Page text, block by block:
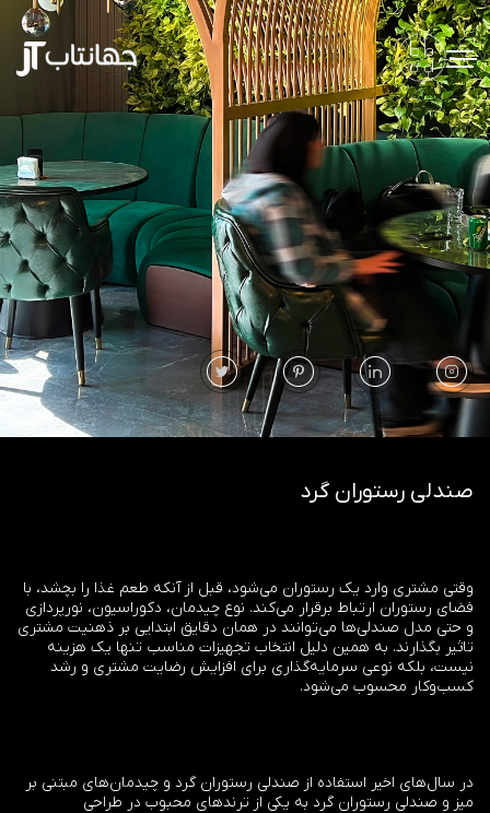
صندلی رستوران گرد
وقتی مشتری وارد یک رستوران می‌شود، قبل از آنکه طعم غذا را بچشد، با
فضای رستوران ارتباط برقرار می‌کند. نوع چیدمان، دکوراسیون، نورپردازی
و حتی مدل صندلی‌ها می‌توانند در همان دقایق ابتدایی بر ذهنیت مشتری
تاثیر بگذارند. به همین دلیل انتخاب تجهیزات مناسب تنها یک هزینه
نیست، بلکه نوعی سرمایه‌گذاری برای افزایش رضایت مشتری و رشد
کسب‌وکار محسوب می‌شود.
در سال‌های اخیر استفاده از صندلی رستوران گرد و چیدمان‌های مبتنی بر
میز و صندلی رستوران گرد به یکی از ترندهای محبوب در طراحی